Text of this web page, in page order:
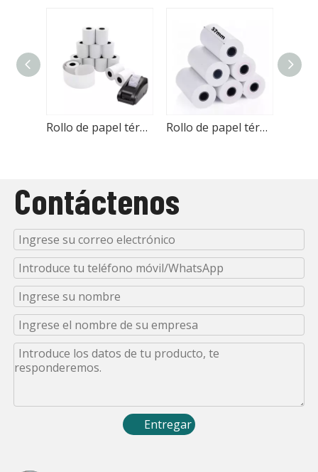
Rollo de papel térmico de 2 1/4' 57x50mm Rollo de papel térmico de 2 1/4' 57x40 mm
Contáctenos
Entregar